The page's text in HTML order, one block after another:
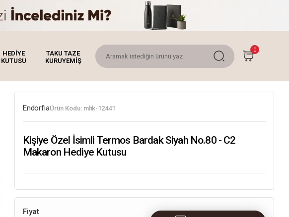
HEDİYE
KUTUSU
TAKU TAZE
KURUYEMİŞ
0
EndorfiaÜrün Kodu: mhk-12441
Kişiye Özel İsimli Termos Bardak Siyah No.80 - C2
Makaron Hediye Kutusu
Fiyat